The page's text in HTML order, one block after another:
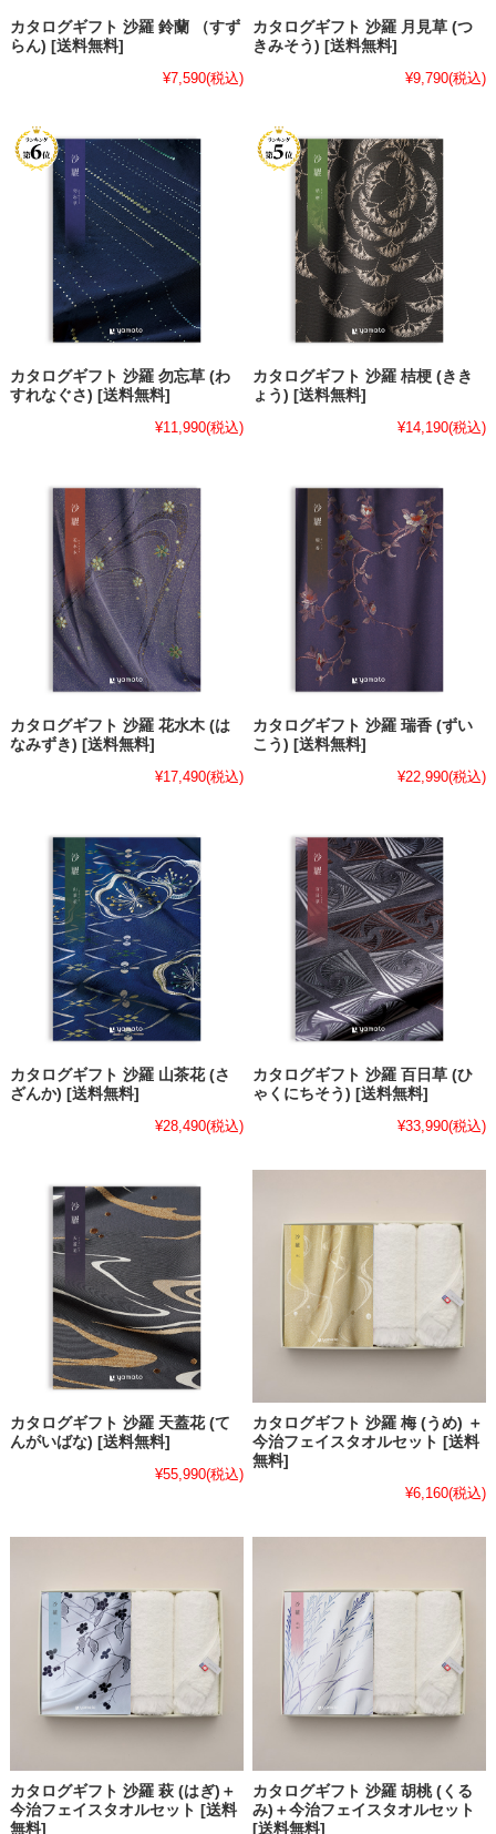
カタログギフト 沙羅 鈴蘭 （すず
らん) [送料無料]
¥7,590(税込)
カタログギフト 沙羅 月見草 (つ
きみそう) [送料無料]
¥9,790(税込)
カタログギフト 沙羅 勿忘草 (わ
すれなぐさ) [送料無料]
¥11,990(税込)
カタログギフト 沙羅 桔梗 (きき
ょう) [送料無料]
¥14,190(税込)
カタログギフト 沙羅 花水木 (は
なみずき) [送料無料]
¥17,490(税込)
カタログギフト 沙羅 瑞香 (ずい
こう) [送料無料]
¥22,990(税込)
カタログギフト 沙羅 山茶花 (さ
ざんか) [送料無料]
¥28,490(税込)
カタログギフト 沙羅 百日草 (ひ
ゃくにちそう) [送料無料]
¥33,990(税込)
カタログギフト 沙羅 天蓋花 (て
んがいばな) [送料無料]
¥55,990(税込)
カタログギフト 沙羅 梅 (うめ) ＋
今治フェイスタオルセット [送料
無料]
¥6,160(税込)
カタログギフト 沙羅 萩 (はぎ)＋
今治フェイスタオルセット [送料
無料]
カタログギフト 沙羅 胡桃 (くる
み)＋今治フェイスタオルセット
[送料無料]